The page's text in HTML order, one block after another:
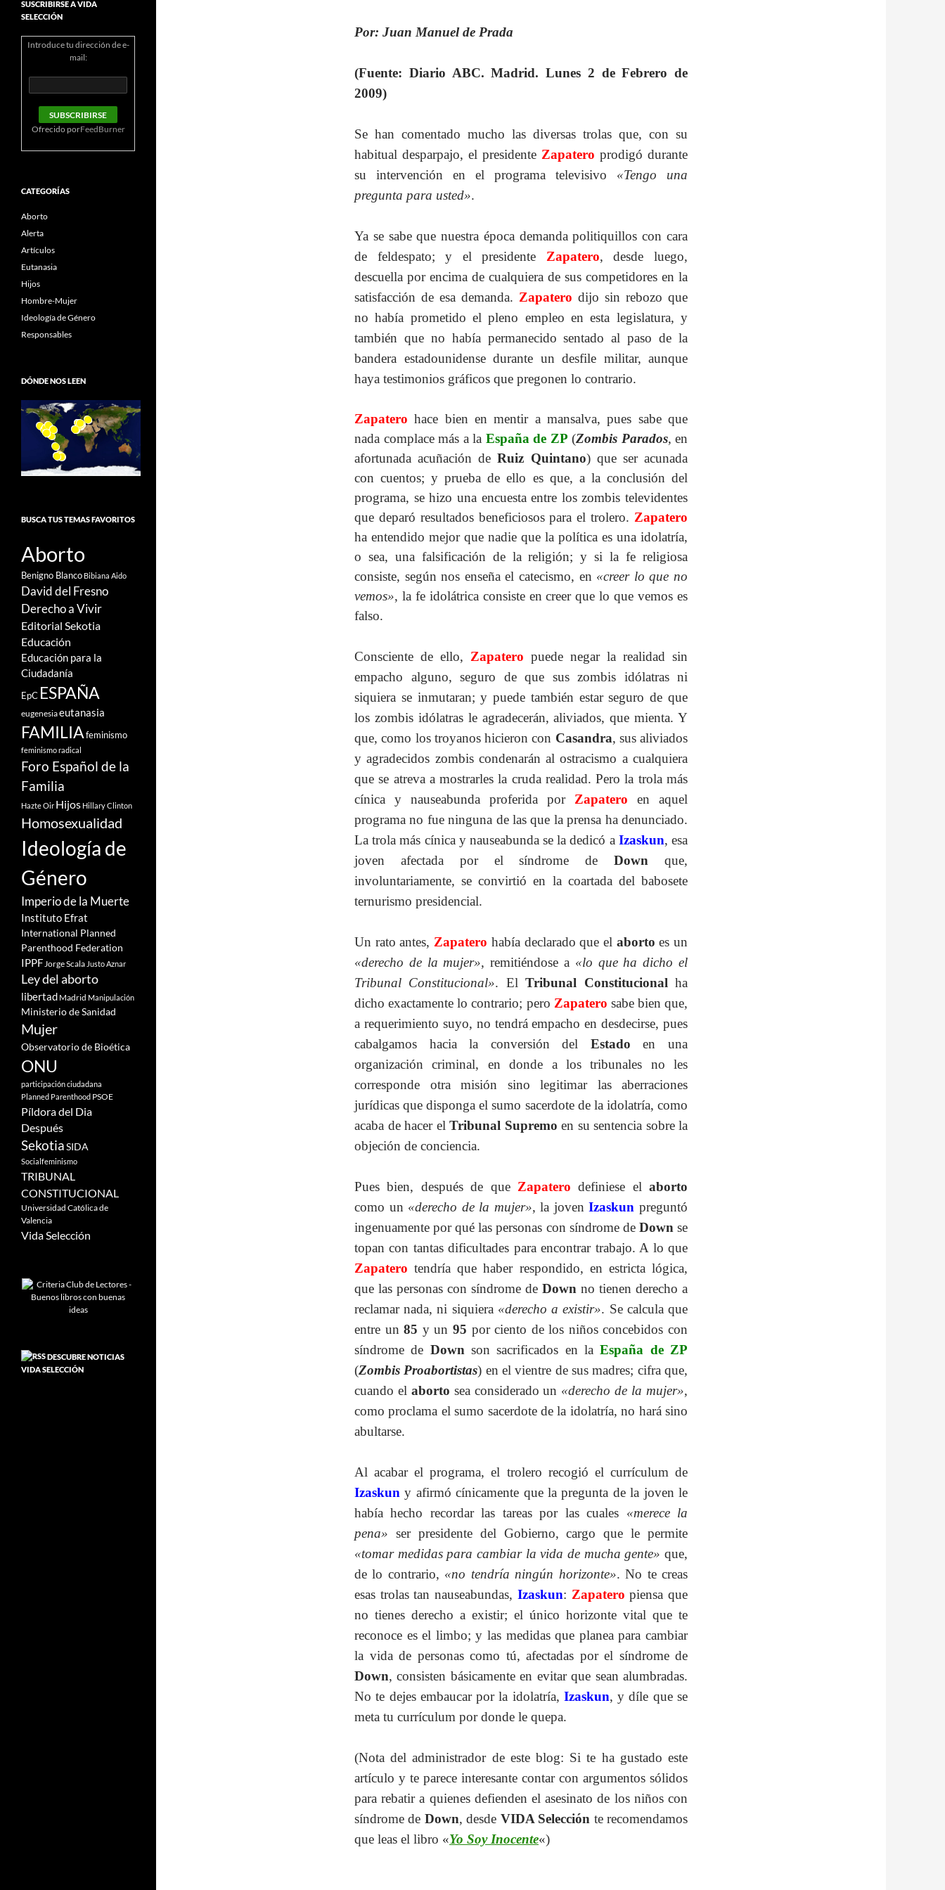
Por: Juan Manuel de Prada
(Fuente: Diario ABC. Madrid. Lunes 2 de Febrero de
2009)
Se han comentado mucho las diversas trolas que, con su
habitual desparpajo, el presidente Zapatero prodigó durante
su intervención en el programa televisivo «Tengo una
pregunta para usted».
Ya se sabe que nuestra época demanda politiquillos con cara
de feldespato; y el presidente Zapatero, desde luego,
descuella por encima de cualquiera de sus competidores en la
satisfacción de esa demanda. Zapatero dijo sin rebozo que
no había prometido el pleno empleo en esta legislatura, y
también que no había permanecido sentado al paso de la
bandera estadounidense durante un desfile militar, aunque
haya testimonios gráficos que pregonen lo contrario.
Zapatero hace bien en mentir a mansalva, pues sabe que
nada complace más a la España de ZP (Zombis Parados, en
afortunada acuñación deRuiz Quintano) que ser acunada
con cuentos; y prueba de ello es que, a la conclusión del
programa, se hizo una encuesta entre los zombis televidentes
que deparó resultados beneficiosos para el trolero. Zapatero
ha entendido mejor que nadie que la política es una idolatría,
o sea, una falsificación de la religión; y si la fe religiosa
consiste, según nos enseña el catecismo, en «creer lo que no
vemos», la fe idolátrica consiste en creer que lo que vemos es
falso.
Consciente de ello, Zapatero puede negar la realidad sin
empacho alguno, seguro de que sus zombis idólatras ni
siquiera se inmutaran; y puede también estar seguro de que
los zombis idólatras le agradecerán, aliviados, que mienta. Y
que, como los troyanos hicieron con Casandra, sus aliviados
y agradecidos zombis condenarán al ostracismo a cualquiera
que se atreva a mostrarles la cruda realidad. Pero la trola más
cínica y nauseabunda proferida por Zapatero en aquel
programa no fue ninguna de las que la prensa ha denunciado.
La trola más cínica y nauseabunda se la dedicó a Izaskun, esa
joven afectada por el síndrome deDown que,
involuntariamente, se convirtió en la coartada del babosete
ternurismo presidencial.
Un rato antes, Zapatero había declarado que el aborto es un
«derecho de la mujer», remitiéndose a «lo que ha dicho el
Tribunal Constitucional». ElTribunal Constitucional ha
dicho exactamente lo contrario; pero Zapatero sabe bien que,
a requerimiento suyo, no tendrá empacho en desdecirse, pues
cabalgamos hacia la conversión del Estado en una
organización criminal, en donde a los tribunales no les
corresponde otra misión sino legitimar las aberraciones
jurídicas que disponga el sumo sacerdote de la idolatría, como
acaba de hacer el Tribunal Supremo en su sentencia sobre la
objeción de conciencia.
Pues bien, después de que Zapatero definiese el aborto
como un «derecho de la mujer», la jovenIzaskun preguntó
ingenuamente por qué las personas con síndrome de Down se
topan con tantas dificultades para encontrar trabajo. A lo que
Zapatero tendría que haber respondido, en estricta lógica,
que las personas con síndrome de Down no tienen derecho a
reclamar nada, ni siquiera «derecho a existir». Se calcula que
entre un85 y un 95 por ciento de los niños concebidos con
síndrome de Down son sacrificados en laEspaña de ZP
(Zombis Proabortistas) en el vientre de sus madres; cifra que,
cuando el aborto sea considerado un «derecho de la mujer»,
como proclama el sumo sacerdote de la idolatría, no hará sino
abultarse.
Al acabar el programa, el trolero recogió el currículum de
Izaskun y afirmó cínicamente que la pregunta de la joven le
había hecho recordar las tareas por las cuales «merece la
pena» ser presidente del Gobierno, cargo que le permite
«tomar medidas para cambiar la vida de mucha gente» que,
de lo contrario, «no tendría ningún horizonte». No te creas
esas trolas tan nauseabundas, Izaskun: Zapatero piensa que
no tienes derecho a existir; el único horizonte vital que te
reconoce es el limbo; y las medidas que planea para cambiar
la vida de personas como tú, afectadas por el síndrome de
Down, consisten básicamente en evitar que sean alumbradas.
No te dejes embaucar por la idolatría, Izaskun, y díle que se
meta tu currículum por donde le quepa.
(Nota del administrador de este blog: Si te ha gustado este
artículo y te parece interesante contar con argumentos sólidos
para rebatir a quienes defienden el asesinato de los niños con
síndrome de Down, desde VIDA Selección te recomendamos
que leas el libro «Yo Soy Inocente«)
SUSCRIBIRSE A VIDA
SELECCIÓN
Introduce tu dirección de e-
mail:
Ofrecido porFeedBurner
CATEGORÍAS
Aborto
Alerta
Artículos
Eutanasia
Hijos
Hombre-Mujer
Ideología de Género
Responsables
DÓNDE NOS LEEN
BUSCA TUS TEMAS FAVORITOS
Aborto
Benigno Blanco Bibiana Aido
David del Fresno
Derecho a Vivir
Editorial Sekotia
Educación
Educación para la
Ciudadanía
EpC ESPAÑA
eugenesiaeutanasia
FAMILIAfeminismo
feminismo radical
Foro Español de la
Familia
Hazte Oir Hijos Hillary Clinton
Homosexualidad
Ideología de
Género
Imperio de la Muerte
Instituto Efrat
International Planned
Parenthood Federation
IPPFJorge Scala Justo Aznar
Ley del aborto
libertad Madrid Manipulación
Ministerio de Sanidad
Mujer
Observatorio de Bioética
ONU
participación ciudadana
Planned Parenthood PSOE
Píldora del Dia
Después
SekotiaSIDA
Socialfeminismo
TRIBUNAL
CONSTITUCIONAL
Universidad Católica de
Valencia
Vida Selección
DESCUBRE NOTICIAS
VIDA SELECCIÓN